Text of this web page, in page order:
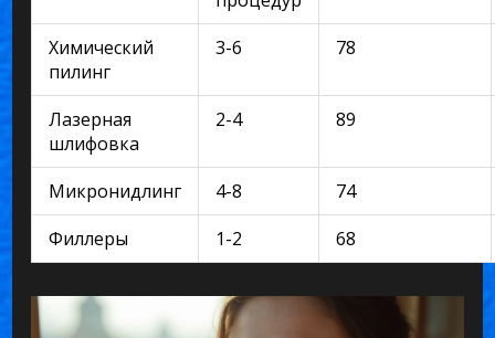
Химический
пилинг
3-6 78
Лазерная
шлифовка
2-4 89
Микронидлинг 4-8
74
Филлеры
1-2 68